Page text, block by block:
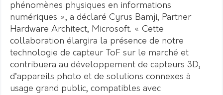
phénomènes physiques en informations
numériques », a déclaré Cyrus Bamji, Partner
Hardware Architect, Microsoft. « Cette
collaboration élargira la présence de notre
technologie de capteur ToF sur le marché et
contribuera au développement de capteurs 3D,
d’appareils photo et de solutions connexes à
usage grand public, compatibles avec